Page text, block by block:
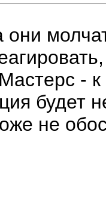
-
будет
не